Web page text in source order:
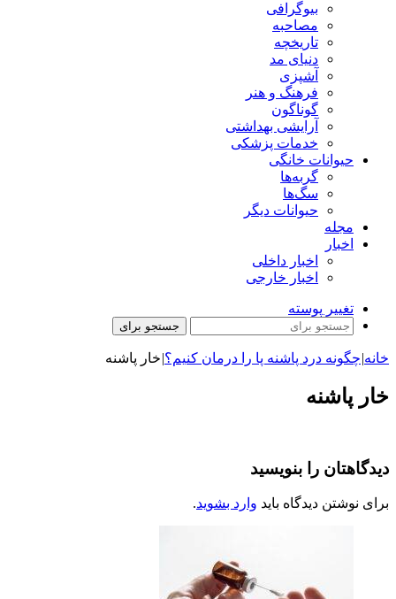
بیوگرافی
مصاحبه
تاریخچه
دنیای مد
آشپزی
فرهنگ و هنر
گوناگون
آرایشی بهداشتی
خدمات پزشکی
حیوانات خانگی
گربه‌ها
سگ‌ها
حیوانات دیگر
مجله
اخبار
اخبار داخلی
اخبار خارجی
تغییر پوسته
جستجو برای
خانه|چگونه درد پاشنه پا را درمان کنیم؟|خار پاشنه
خار پاشنه
دیدگاهتان را بنویسید
برای نوشتن دیدگاه باید وارد بشوید.